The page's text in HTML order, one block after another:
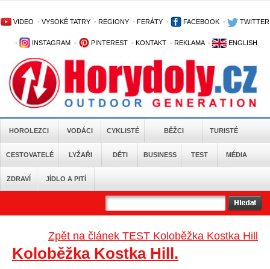
VIDEO - VYSOKÉ TATRY - REGIONY - FERÁTY - FACEBOOK - TWITTER
- INSTAGRAM - PINTEREST - KONTAKT - REKLAMA - ENGLISH
HOROLEZCI VODÁCI CYKLISTÉ BĚŽCI TURISTÉ
CESTOVATELÉ LYŽAŘI DĚTI BUSINESS TEST MÉDIA
ZDRAVÍ JÍDLO A PITÍ
Zpět na článek TEST Koloběžka Kostka Hill
Koloběžka Kostka Hill.